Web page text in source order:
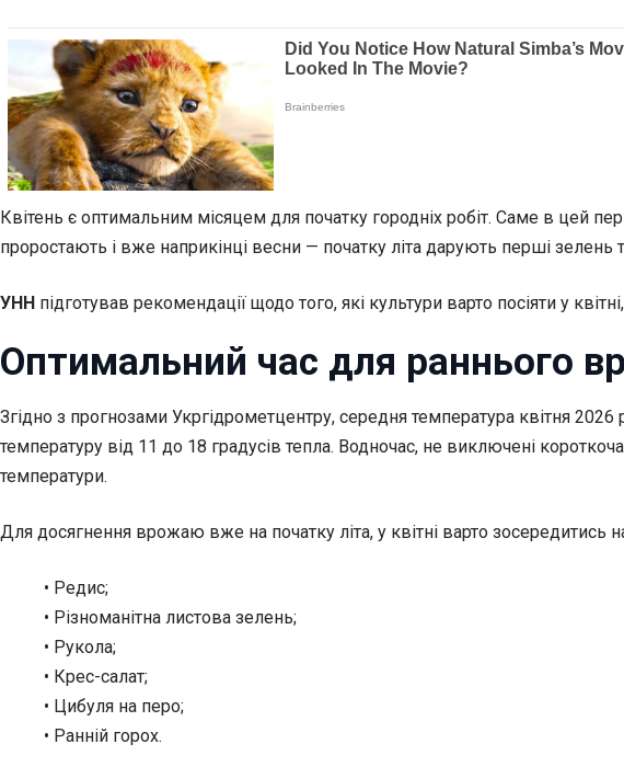
Квітень є оптимальним місяцем для початку городніх робіт. Саме в цей
проростають і вже наприкінці весни — початку літа дарують перші зелень
УНН підготував рекомендації щодо того, які культури варто посіяти у
Оптимальний час для раннього
Згідно з прогнозами Укргідрометцентру, середня температура квітня
температуру від 11 до 18 градусів тепла. Водночас, не виключені
температури.
Для досягнення врожаю вже на початку літа, у квітні варто зосередитись
• Редис;
• Різноманітна листова зелень;
• Рукола;
• Крес-салат;
• Цибуля на перо;
• Ранній горох.